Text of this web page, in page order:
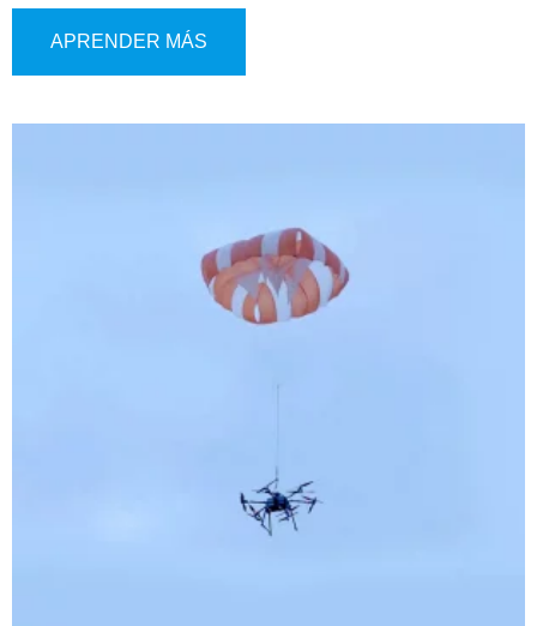
eléctricamente para el rápido despliegue del paracaídas en
situaciones de emergencia. Diseñado para responder a
aterrizaje controlado para proteger tanto a la tripulación
APRENDER MÁS